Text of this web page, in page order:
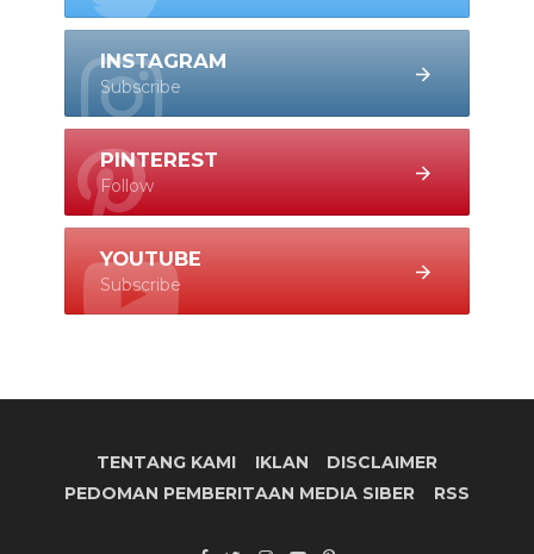
INSTAGRAM
Subscribe
PINTEREST
Follow
YOUTUBE
Subscribe
TENTANG KAMI IKLAN
DISCLAIMER
PEDOMAN PEMBERITAAN MEDIA SIBER
RSS